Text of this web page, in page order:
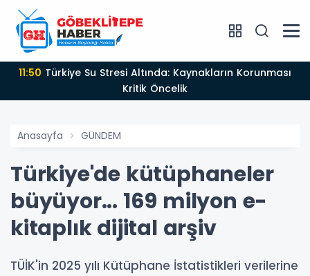
11:50
Kritik Öncelik
Anasayfa GÜNDEM
Türkiye'de kütüphaneler
büyüyor... 169 milyon e-
kitaplık dijital arşiv
TÜİK'in 2025 yılı Kütüphane İstatistikleri verilerine